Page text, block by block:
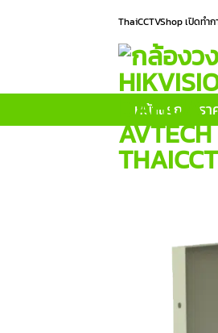
ThaiCCTVShop เปิดทำ
หน้าแรก ร